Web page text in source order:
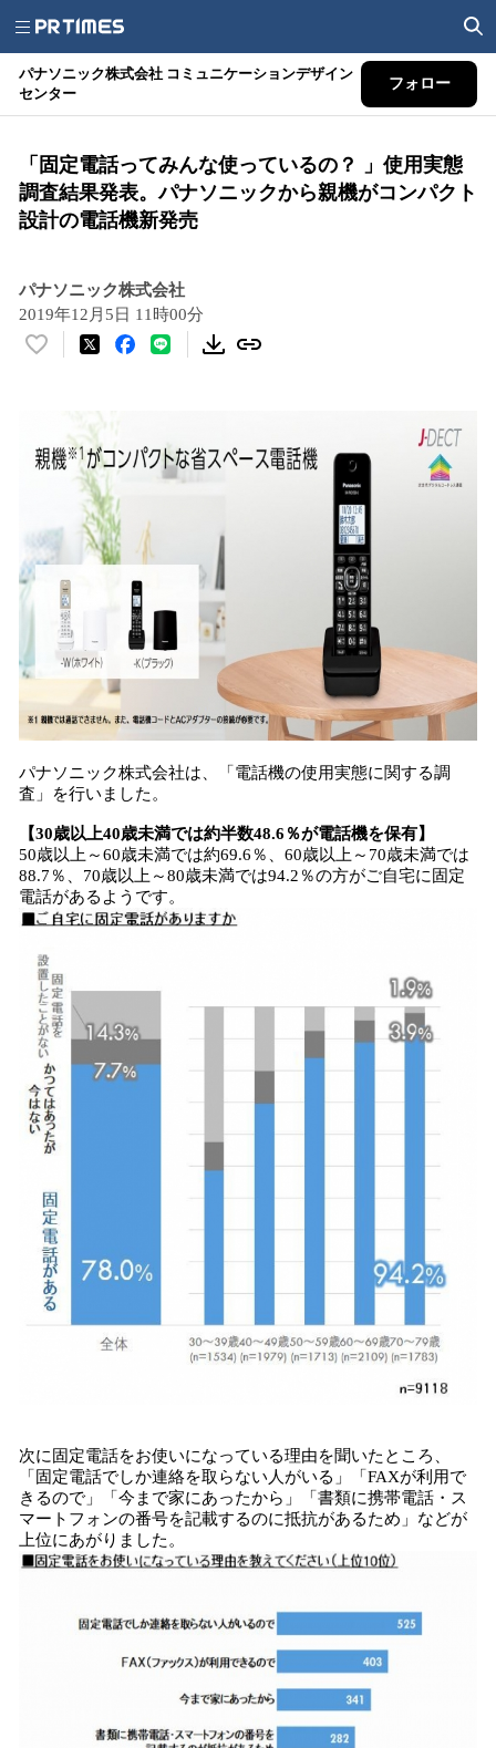
パナソニック株式会社 コミュニケーションデザイン
センター
フォロー
「固定電話ってみんな使っているの？ 」使用実態
調査結果発表。パナソニックから親機がコンパクト
設計の電話機新発売
パナソニック株式会社
2019年12月5日 11時00分
い
数
を
込
み
パナソニック株式会社は、「電話機の使用実態に関する調
査」を行いました。
【30歳以上40歳未満では約半数48.6 ％が電話機を保有】
50歳以上～60歳未満では約69.6％、60歳以上～70歳未満では
88.7％、70歳以上～80歳未満では94.2％の方がご自宅に固定
電話があるようです。
次に固定電話をお使いになっている理由を聞いたところ、
「固定電話でしか連絡を取らない人がいる」「FAXが利用で
きるので」「今まで家にあったから」「書類に携帯電話・ス
マートフォンの番号を記載するのに抵抗があるため」などが
上位にあがりました。